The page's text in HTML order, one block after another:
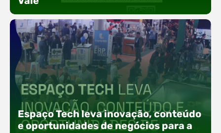
Com o objetivo de impulsionar a produtividade, a
presença digital e a gestão nas empresas do
Alto Vale, o Núcleo de Tecnologia da Informação
(NIAVI), Polo ACATE-ACIRS, realiza a edição
Espaço Tech leva inovação, conteúdo
e oportunidades de negócios para a